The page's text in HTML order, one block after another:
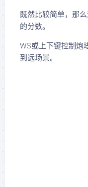
既然比较简单，那
的分数。
WS或上下键控制炮
到远场景。